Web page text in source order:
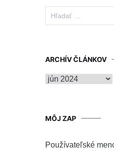
ARCHÍV ČLÁNKOV
Archív
článkov
MÔJ ZAP
Používateľské